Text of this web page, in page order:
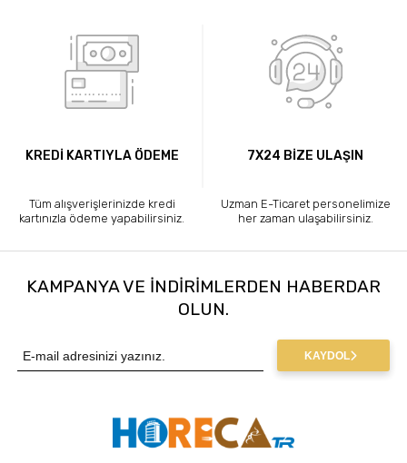
KREDİ KARTIYLA ÖDEME
Tüm alışverişlerinizde kredi
kartınızla ödeme yapabilirsiniz.
7X24 BİZE ULAŞIN
Uzman E-Ticaret personelimize
her zaman ulaşabilirsiniz.
KAMPANYA VE INDIRIMLERDEN HABERDAR
OLUN.
KAYDOL